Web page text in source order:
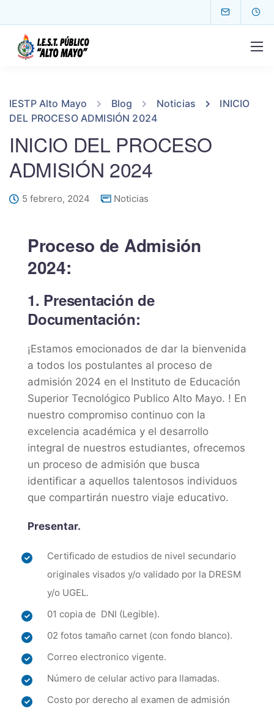
IESTP Alto Mayo Blog Noticias
INICIO
DEL PROCESO ADMISIÓN 2024
INICIO DEL PROCESO
ADMISIÓN 2024
5 febrero, 2024 Noticias
Proceso de Admisión
2024:
1. Presentación de
Documentación:
¡Estamos emocionados de dar la bienvenida
a todos los postulantes al proceso de
admisión 2024 en el Instituto de Educación
Superior Tecnológico Publico Alto Mayo. ! En
nuestro compromiso continuo con la
excelencia académica y el desarrollo
integral de nuestros estudiantes, ofrecemos
un proceso de admisión que busca
identificar a aquellos talentosos individuos
que compartirán nuestro viaje educativo.
Presentar.
Certificado de estudios de nivel secundario
originales visados y/o validado por la DRESM
y/o UGEL.
01 copia de DNI (Legible).
02 fotos tamaño carnet (con fondo blanco).
Correo electronico vigente.
Número de celular activo para llamadas.
Costo por derecho al examen de admisión